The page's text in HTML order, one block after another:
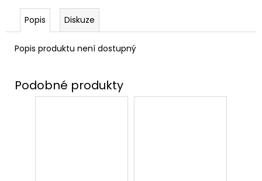
Popis Diskuze
Popis produktu není dostupný
HARIBO
KRABIČCE
450G,
HARRY
139
Kč